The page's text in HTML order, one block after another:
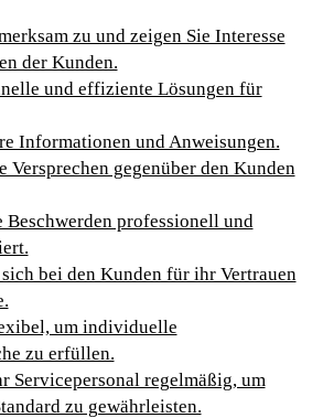
zu und zeigen Sie Interesse
der Kunden.
und effiziente Lösungen für
Informationen und Anweisungen.
Versprechen gegenüber den Kunden
Beschwerden professionell und
bei den Kunden für ihr Vertrauen
um individuelle
zu erfüllen.
Servicepersonal regelmäßig, um
zu gewährleisten.